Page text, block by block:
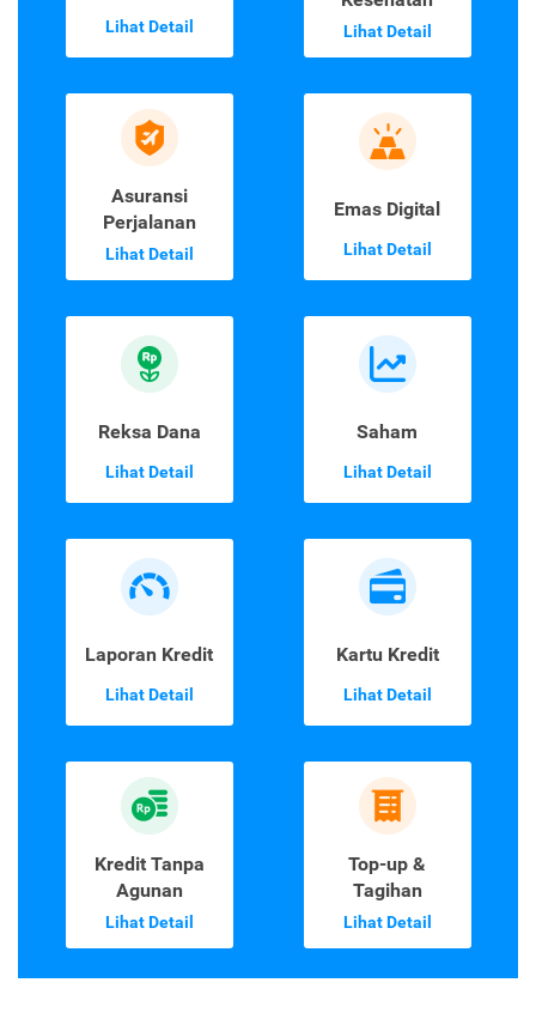
Lihat Detail Lihat Detail
Asuransi
Perjalanan
Lihat Detail
Emas Digital
Lihat Detail
Reksa Dana
Lihat Detail
Saham
Lihat Detail
Laporan Kredit
Lihat Detail
Kartu Kredit
Lihat Detail
Kredit Tanpa
Agunan
Lihat Detail
Top-up &
Tagihan
Lihat Detail